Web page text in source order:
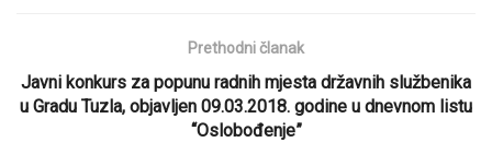
Prethodni članak
Javni konkurs za popunu radnih mjesta državnih službenika
u Gradu Tuzla, objavljen 09.03.2018. godine u dnevnom listu
“Oslobođenje”